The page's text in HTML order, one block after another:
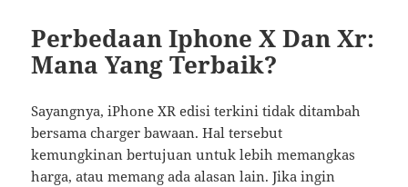
Perbedaan Iphone X Dan Xr:
Mana Yang Terbaik?
Sayangnya, iPhone XR edisi terkini tidak ditambah
bersama charger bawaan. Hal tersebut
kemungkinan bertujuan untuk lebih memangkas
harga, atau memang ada alasan lain. Jika ingin